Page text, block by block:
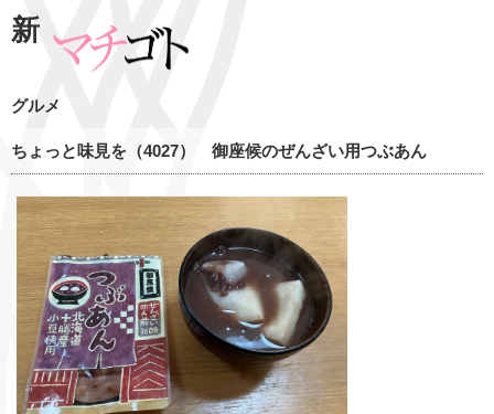
新
グルメ
ちょっと味見を（4027） 御座候のぜんざい用つぶあん